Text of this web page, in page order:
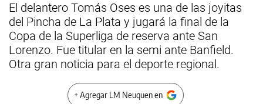
El delantero Tomás Oses es una de las joyitas
del Pincha de La Plata y jugará la final de la
Copa de la Superliga de reserva ante San
Lorenzo. Fue titular en la semi ante Banfield.
Otra gran noticia para el deporte regional.
+ Agregar LM Neuquen en